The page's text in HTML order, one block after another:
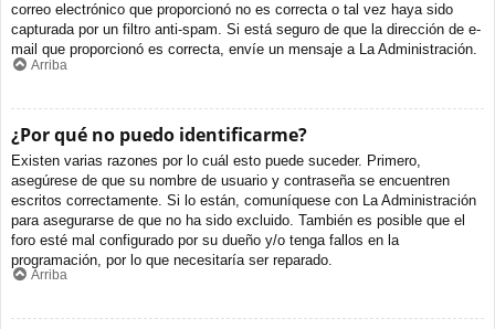
correo electrónico que proporcionó no es correcta o tal vez haya sido
capturada por un filtro anti-spam. Si está seguro de que la dirección de e-
mail que proporcionó es correcta, envíe un mensaje a La Administración.
Arriba
¿Por qué no puedo identificarme?
Existen varias razones por lo cuál esto puede suceder. Primero,
asegúrese de que su nombre de usuario y contraseña se encuentren
escritos correctamente. Si lo están, comuníquese con La Administración
para asegurarse de que no ha sido excluido. También es posible que el
foro esté mal configurado por su dueño y/o tenga fallos en la
programación, por lo que necesitaría ser reparado.
Arriba